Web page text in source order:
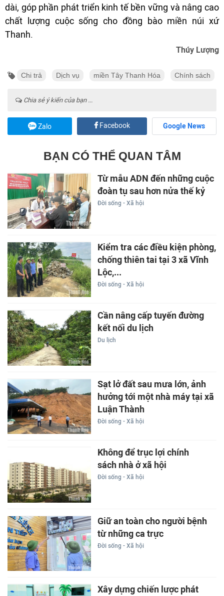
dài, góp phần phát triển kinh tế bền vững và nâng cao
chất lượng cuộc sống cho đồng bào miền núi xứ
Thanh.
Thúy Lượng
Chi trả Dịch vụ miền Tây Thanh Hóa Chính sách
Chia sẻ ý kiến của bạn ...
Zalo Facebook Google News
BẠN CÓ THỂ QUAN TÂM
Từ mẫu ADN đến những cuộc
đoàn tụ sau hơn nửa thế kỷ
Đời sống - Xã hội
Kiểm tra các điều kiện phòng,
chống thiên tai tại 3 xã Vĩnh
Lộc,...
Đời sống - Xã hội
Cần nâng cấp tuyến đường
kết nối du lịch
Du lịch
Sạt lở đất sau mưa lớn, ảnh
hưởng tới một nhà máy tại xã
Luận Thành
Đời sống - Xã hội
Không để trục lợi chính
sách nhà ở xã hội
Đời sống - Xã hội
Giữ an toàn cho người bệnh
từ những ca trực
Đời sống - Xã hội
Xây dựng chiến lược phát